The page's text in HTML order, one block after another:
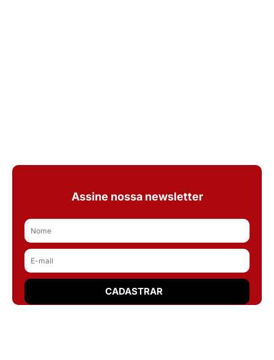
Assine nossa newsletter